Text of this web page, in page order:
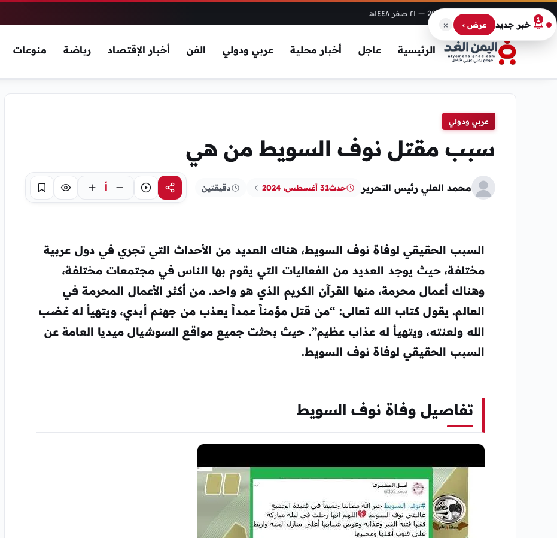
الخميس، 6 أغسطس 2026 — ٢١ صفر ١٤٤٨هـ
الرئيسية عاجل أخبار محلية عربي ودولي الفن أخبار الإقتصاد رياضة منوعات
عربي ودولي
سبب مقتل نوف السويط من هي
محمد العلي رئيس التحرير حدث31 أغسطس، 2024 دقيقتين مشاركةاستماع أ تركيز حفظ
السبب الحقيقي لوفاة نوف السويط، هناك العديد من الأحداث التي تجري في دول عربية
مختلفة، حيث يوجد العديد من الفعاليات التي يقوم بها الناس في مجتمعات مختلفة،
وهناك أعمال محرمة، منها القرآن الكريم الذي هو واحد. من أكثر الأعمال المحرمة في
العالم. يقول كتاب الله تعالى: “من قتل مؤمناً عمداً يعذب من جهنم أبدي، ويتهيأ له غضب
الله ولعنته، ويتهيأ له عذاب عظيم”. حيث بحثت جميع مواقع السوشيال ميديا ​​العامة عن
السبب الحقيقي لوفاة نوف السويط.
تفاصيل وفاة نوف السويط
1 خبر جديد عرض › ×